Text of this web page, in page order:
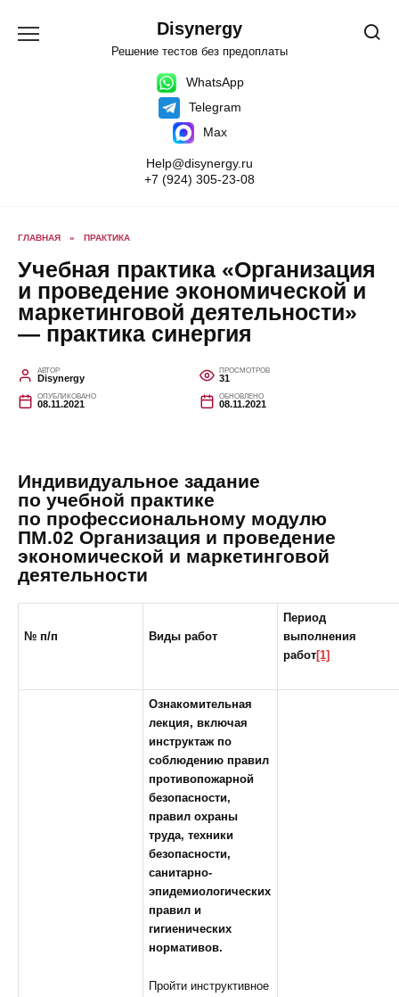
содержанию
Disynergy
Решение тестов без предоплаты
WhatsApp
Telegram
Max
Help@disynergy.ru
+7 (924) 305-23-08
ГЛАВНАЯ » ПРАКТИКА
Учебная практика «Организация
и проведение экономической и
маркетинговой деятельности»
— практика синергия
АВТОР
Disynergy
ПРОСМОТРОВ
31
ОПУБЛИКОВАНО
08.11.2021
ОБНОВЛЕНО
08.11.2021
Индивидуальное задание
по учебной практике
по профессиональному модулю
ПМ.02 Организация и проведение
экономической и маркетинговой
деятельности
№ п/п Виды работ
Период
выполнения
работ[1]
Ознакомительная
лекция, включая
инструктаж по
соблюдению правил
противопожарной
безопасности,
правил охраны
труда, техники
безопасности,
санитарно-
эпидемиологических
правил и
гигиенических
нормативов.
Пройти инструктивное